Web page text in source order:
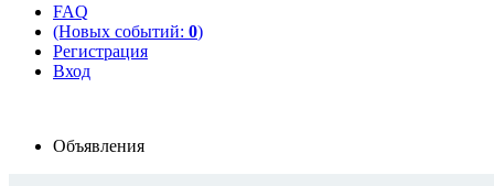
FAQ
(Новых событий: 0)
Регистрация
Вход
Объявления